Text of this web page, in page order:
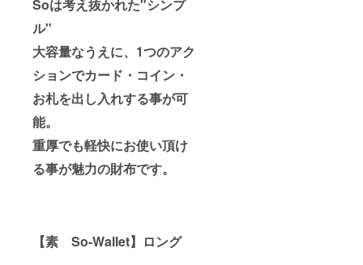
Soは考え抜かれた"シンプ
ル"
大容量なうえに、1つのアク
ションでカード・コイン・
お札を出し入れする事が可
能。
重厚でも軽快にお使い頂け
る事が魅力の財布です。
【素 So-Wallet】ロング